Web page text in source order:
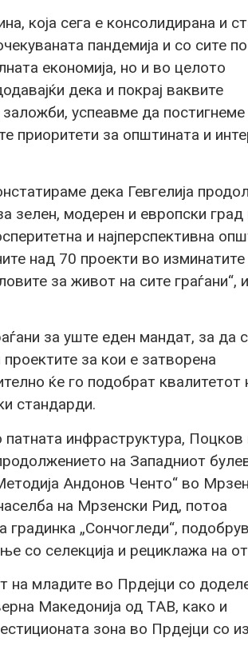
која сега е консолидирана и
пандемија и со сите
економија, но и во целото
дека и покрај ваквите
успеавме да постигнеме
приоритети за општината и
дека Гевгелија
зелен, модерен и европски град
и најперспективна
над 70 проекти во изминатите
за живот на сите граѓани“,
за уште еден мандат, за да
за кои е затворена
ќе го подобрат квалитетот
стандарди.
инфраструктура, Поцков
на Западниот
Андонов Ченто“ во
на Мрзенски Рид, потоа
„Сончогледи“,
со селекција и рециклажа на
на младите во Прдејци со
Македонија од ТАВ, како и
зона во Прдејци со